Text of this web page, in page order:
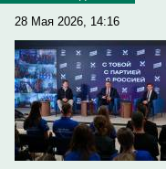
28 Мая 2026, 14:16